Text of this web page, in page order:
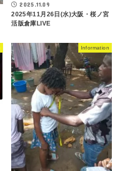
2025.11.09
2025年11月26日(水)大阪・桜ノ宮
活版倉庫LIVE
Information